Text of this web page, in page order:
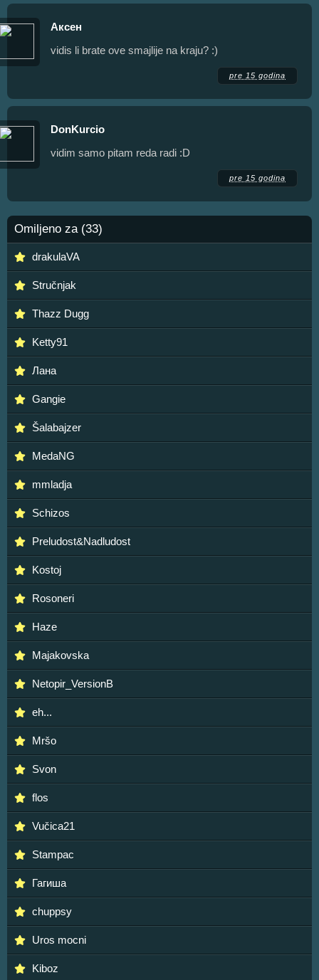
Аксен
vidis li brate ove smajlije na kraju? :)
pre 15 godina
DonKurcio
vidim samo pitam reda radi :D
pre 15 godina
Omiljeno za (33)
drakulaVA
Stručnjak
Thazz Dugg
Ketty91
Лана
Gangie
Šalabajzer
MedaNG
mmladja
Schizos
Preludost&Nadludost
Kostoj
Rosoneri
Haze
Majakovska
Netopir_VersionB
eh...
Mršo
Svon
flos
Vučica21
Stampac
Гагиша
chuppsy
Uros mocni
Kiboz